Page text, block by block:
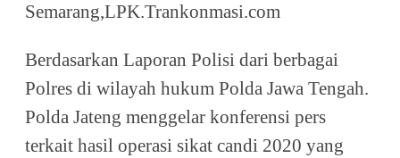
Semarang,LPK.Trankonmasi.com
Berdasarkan Laporan Polisi dari berbagai
Polres di wilayah hukum Polda Jawa Tengah.
Polda Jateng menggelar konferensi pers
terkait hasil operasi sikat candi 2020 yang